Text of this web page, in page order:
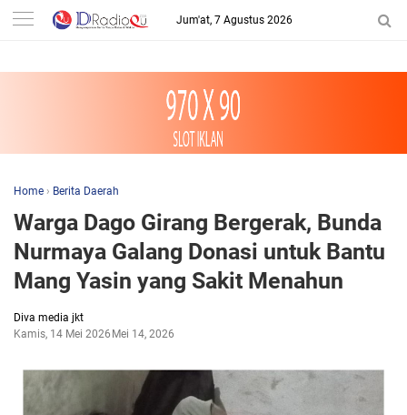
-->
Jum'at, 7 Agustus 2026
Home › Berita Daerah
Warga Dago Girang Bergerak, Bunda
Nurmaya Galang Donasi untuk Bantu
Mang Yasin yang Sakit Menahun
Diva media jkt
Kamis, 14 Mei 2026 Mei 14, 2026